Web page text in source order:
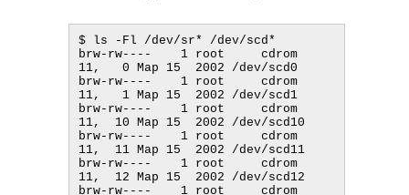
$ ls -Fl /dev/sr* /dev/scd*
brw-rw----    1 root     cdrom
11,   0 Мар 15  2002 /dev/scd0
brw-rw----    1 root     cdrom
11,   1 Мар 15  2002 /dev/scd1
brw-rw----    1 root     cdrom
11,  10 Мар 15  2002 /dev/scd10
brw-rw----    1 root     cdrom
11,  11 Мар 15  2002 /dev/scd11
brw-rw----    1 root     cdrom
11,  12 Мар 15  2002 /dev/scd12
brw-rw----    1 root     cdrom